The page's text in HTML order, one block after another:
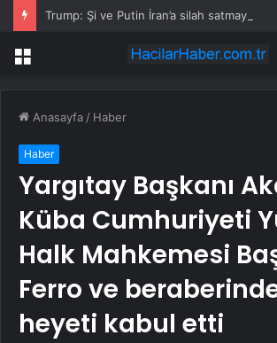
Trump: Şi ve Putin İran’a silah
Menü
Anasayfa / Haber
Haber
Yargıtay Başkanı
Küba Cumhuriyeti
Halk Mahkemesi
Ferro ve
heyeti kabul etti